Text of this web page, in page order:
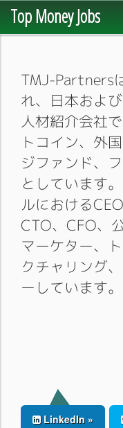
Top Money Jobs
TMJ-Partners
れ、日本およ
人材紹介会社
トコイン、外
ジファンド、
としています
ルにおける
CTO、CFO、
マーケター、
クチャリング
ーしています。
LinkedIn »